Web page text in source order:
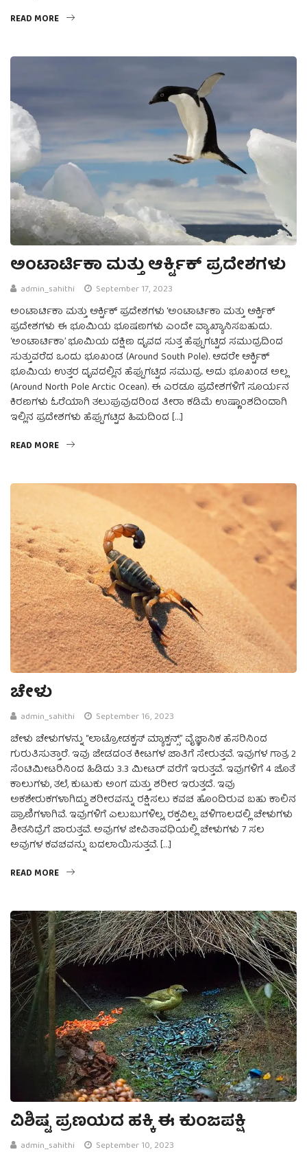
READ MORE
ಅಂಟಾರ್ಟಿಕಾ ಮತ್ತು ಆರ್ಕ್ಟಿಕ್ ಪ್ರದೇಶಗಳು
admin_sahithi September 17, 2023
ಅಂಟಾರ್ಟಿಕಾ ಮತ್ತು ಆರ್ಕ್ಟಿಕ್ ಪ್ರದೇಶಗಳು ‘ಅಂಟಾರ್ಟಿಕಾ ಮತ್ತು ಆರ್ಕ್ಟಿಕ್
ಪ್ರದೇಶಗಳು ಈ ಭೂಮಿಯ ಭೂಷಣಗಳು ಎಂದೇ ವ್ಯಾಖ್ಯಾನಿಸಬಹುದು.
‘ಅಂಟಾರ್ಟಿಕಾ’ ಭೂಮಿಯ ದಕ್ಷಿಣ ದೃವದ ಸುತ್ತ ಹೆಪ್ಪುಗಟ್ಟಿದ ಸಮುದ್ರದಿಂದ
ಸುತ್ತುವರೆದ ಒಂದು ಭೂಖಂಡ (Around South Pole). ಆದರೇ ಆರ್ಕ್ಟಿಕ್
ಭೂಮಿಯ ಉತ್ತರ ದೃವದಲ್ಲಿನ ಹೆಪ್ಪುಗಟ್ಟಿದ ಸಮುದ್ರ. ಅದು ಭೂಖಂಡ ಅಲ್ಲ
(Around North Pole Arctic Ocean). ಈ ಎರಡೂ ಪ್ರದೇಶಗಳಿಗೆ ಸೂರ್ಯನ
ಕಿರಣಗಳು ಓರೆಯಾಗಿ ತಲುಪುವುದರಿಂದ ತೀರಾ ಕಡಿಮೆ ಉಷ್ಣಾಂಶದಿಂದಾಗಿ
ಇಲ್ಲಿನ ಪ್ರದೇಶಗಳು ಹೆಪ್ಪುಗಟ್ಟಿದ ಹಿಮದಿಂದ […]
READ MORE
ಚೇಳು
admin_sahithi September 16, 2023
ಚೇಳು ಚೇಳುಗಳನ್ನು “ಲಾಟ್ರೋಡಕ್ಟಸ್ ಮ್ಯಾಕ್ಟನ್ಸ್” ವೈಜ್ಞಾನಿಕ ಹೆಸರಿನಿಂದ
ಗುರುತಿಸುತ್ತಾರೆ. ಇವು ಜೇಡದಂತ ಕೀಟಗಳ ಜಾತಿಗೆ ಸೇರುತ್ತವೆ. ಇವುಗಳ ಗಾತ್ರ 2
ಸೆಂಟಿಮೀಟರಿನಿಂದ ಹಿಡಿದು 3.3 ಮೀಟರ್ ವರೆಗೆ ಇರುತ್ತವೆ. ಇವುಗಳಿಗೆ 4 ಜೊತೆ
ಕಾಲುಗಳು, ತಲೆ, ಕುಟುಕು ಅಂಗ ಮತ್ತು ಶರೀರ ಇರುತ್ತದೆ. ಇವು
ಅಕಶೇರುಕಗಳಾಗಿದ್ದು ಶರೀರವನ್ನು ರಕ್ಷಿಸಲು ಕವಚ ಹೊಂದಿರುವ ಬಹು ಕಾಲಿನ
ಪ್ರಾಣಿಗಳಾಗಿವೆ. ಇವುಗಳಿಗೆ ಎಲುಬುಗಳಿಲ್ಲ, ರಕ್ತವಿಲ್ಲ. ಚಳಿಗಾಲದಲ್ಲಿ ಚೇಳುಗಳು
ಶೀತನಿದ್ರೆಗೆ ಜಾರುತ್ತವೆ. ಅವುಗಳ ಜೀವಿತಾವಧಿಯಲ್ಲಿ ಚೇಳುಗಳು 7 ಸಲ
ಅವುಗಳ ಕವಚವನ್ನು ಬದಲಾಯಿಸುತ್ತವೆ. […]
READ MORE
ವಿಶಿಷ್ಟ ಪ್ರಣಯದ ಹಕ್ಕಿ ಈ ಕುಂಜಪಕ್ಷಿ
admin_sahithi September 10, 2023